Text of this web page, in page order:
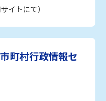
イトにて）
町村行政情報セ